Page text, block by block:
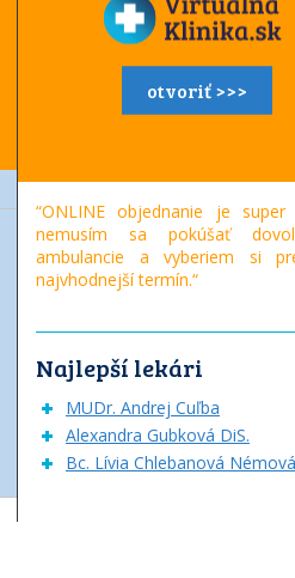
otvoriť >>>
“ONLINE objednanie je super
nemusím sa pokúšať
ambulancie a vyberiem si
najvhodnejší termín.“
Najlepší lekári
MUDr. Andrej Cuľba
Alexandra Gubková DiS.
Bc. Lívia Chlebanová Némová